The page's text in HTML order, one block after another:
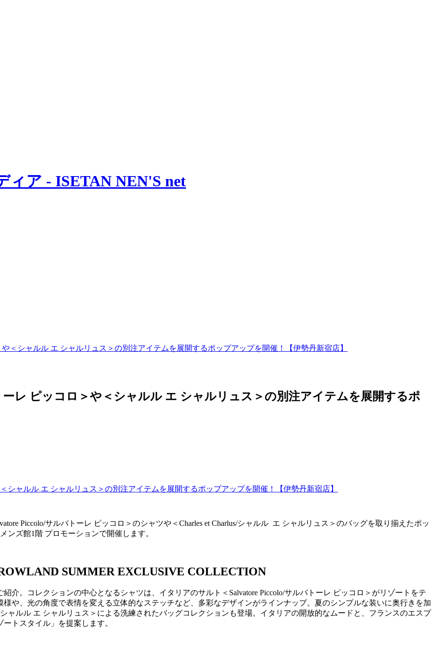
ィア - ISETAN NEN'S net
＜シャルル エ シャルリュス＞の別注アイテムを展開するポップアップを開催！【伊勢丹新宿店】
レ ピッコロ＞や＜シャルル エ シャルリュス＞の別注アイテムを展開するポ
Piccolo/サルバトーレ ピッコロ＞のシャツや＜Charles et Charlus/シャルル エ シャルリュス＞のバッグを取り揃えたポッ
ンズ館1階 プロモーションで開催します。
SUMMER EXCLUSIVE COLLECTION
介。コレクションの中心となるシャツは、イタリアのサルト＜Salvatore Piccolo/サルバトーレ ピッコロ＞がリゾートをテ
や、光の角度で表情を変える立体的なステッチなど、多彩なデザインがラインナップ。夏のシンプルな装いに奥行きを加
ャルル エ シャルリュス＞による洗練されたバッグコレクションも登場。イタリアの開放的なムードと、フランスのエスプ
トスタイル」を提案します。